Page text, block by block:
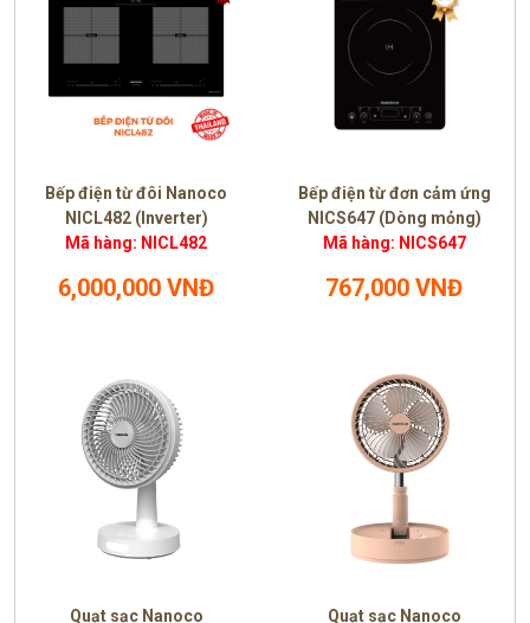
Bếp điện từ đôi Nanoco
NICL482 (Inverter)
Mã hàng: NICL482
6,000,000 VNĐ
Bếp điện từ đơn cảm ứng
NICS647 (Dòng mỏng)
Mã hàng: NICS647
767,000 VNĐ
Quạt sạc Nanoco
Quạt sạc Nanoco